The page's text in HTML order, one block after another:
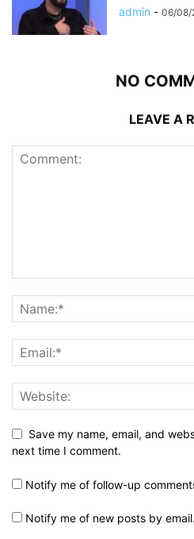
admin - 06/08/
NO
LEAVE A
Save my name, email, and
next time I comment.
Notify me of follow-up
Notify me of new posts by email.